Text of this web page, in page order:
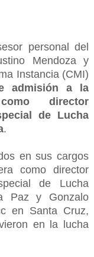
personal del
Mendoza y
Instancia (CMI)
admisión a la
director
de Lucha
.
en sus cargos
como director
de Lucha
Paz y Gonzalo
en Santa Cruz,
en la lucha